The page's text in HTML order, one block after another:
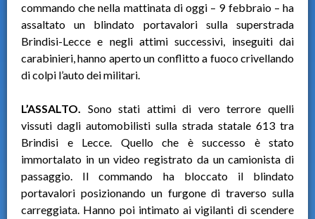
commando che nella mattinata di oggi – 9 febbraio – ha
assaltato un blindato portavalori sulla superstrada
Brindisi-Lecce e negli attimi successivi, inseguiti dai
carabinieri, hanno aperto un conflitto a fuoco crivellando
di colpi l’auto dei militari.
L’ASSALTO. Sono stati attimi di vero terrore quelli
vissuti dagli automobilisti sulla strada statale 613 tra
Brindisi e Lecce. Quello che è successo è stato
immortalato in un video registrato da un camionista di
passaggio. Il commando ha bloccato il blindato
portavalori posizionando un furgone di traverso sulla
carreggiata. Hanno poi intimato ai vigilanti di scendere